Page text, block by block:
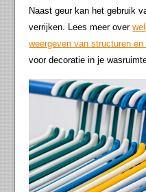
Naast geur kan het gebruik
verrijken. Lees meer over
weergeven van structuren
voor decoratie in je